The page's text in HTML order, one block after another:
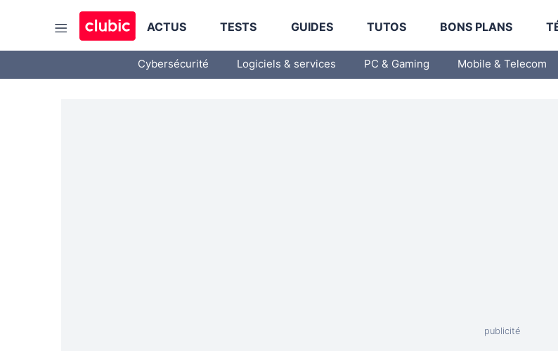
ACTUS TESTS GUIDES TUTOS BONS PLANS
Cybersécurité Logiciels & services PC & Gaming Mobile & Telecom